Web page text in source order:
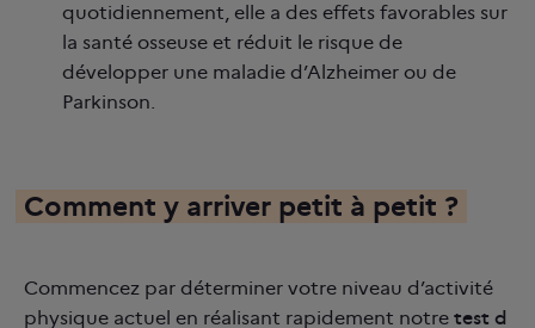
quotidiennement, elle a des effets favorables sur
la santé osseuse et réduit le risque de
développer une maladie d’Alzheimer ou de
Parkinson.
Comment y arriver petit à petit ?
Commencez par déterminer votre niveau d’activité
physique actuel en réalisant rapidement notre test d